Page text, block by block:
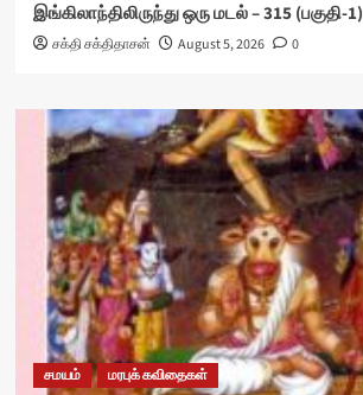
இங்கிலாந்திலிருந்து ஒரு மடல் – 315 (பகுதி-1)
சக்தி சக்திதாசன் August 5, 2026 0
சமயம் மரபுக் கவிதைகள்